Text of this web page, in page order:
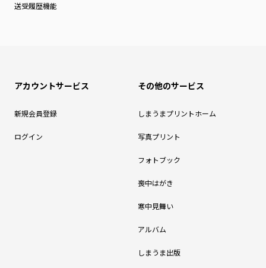
送受履歴機能
アカウントサービス
新規会員登録
ログイン
その他のサービス
しまうまプリントホーム
写真プリント
フォトブック
喪中はがき
寒中見舞い
アルバム
しまうま出版